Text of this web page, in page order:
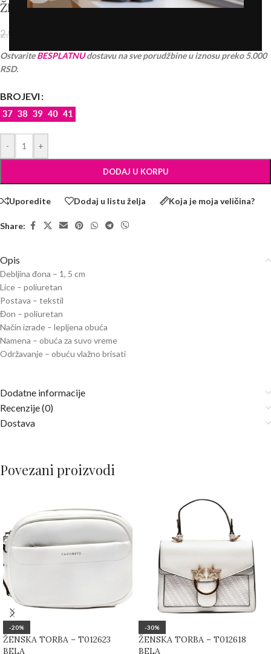
ŽENSKE PAPUČE – LP322615 CRNE
2.990,00
OstvariteBESPLATNUdostavu na sve porudžbine u iznosu preko 5.000
RSD.
BROJEVI
- +
DODAJ U KORPU
Uporedite Dodaj u listu želja Koja je moja veličina?
Share:
Opis
Debljina đona – 1, 5 cm
Lice – poliuretan
Postava – tekstil
Đon – poliuretan
Način izrade – lepljena obuća
Namena – obuća za suvo vreme
Održavanje – obuću vlažno brisati
Dodatne informacije
Recenzije (0)
Dostava
Povezani proizvodi
-20%
ŽENSKA TORBA – T012623
BELA
-30%
ŽENSKA TORBA – T012618
BELA